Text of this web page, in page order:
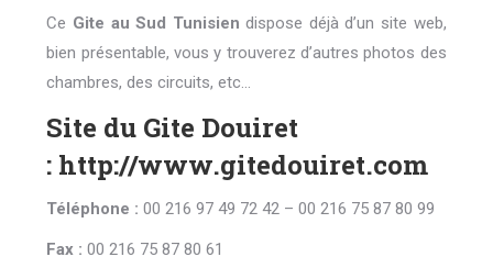
Ce Gite au Sud Tunisien dispose déjà d’un site web,
bien présentable, vous y trouverez d’autres photos des
chambres, des circuits, etc…
Site du Gite Douiret
: http://www.gitedouiret.com
Téléphone : 00 216 97 49 72 42 – 00 216 75 87 80 99
Fax : 00 216 75 87 80 61